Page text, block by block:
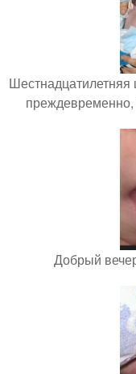
Шестнадцатилетняя
Добрый